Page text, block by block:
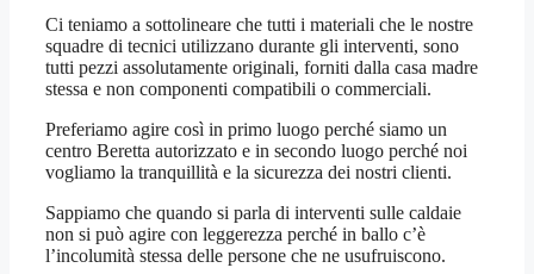
Ci teniamo a sottolineare che tutti i materiali che le nostre
squadre di tecnici utilizzano durante gli interventi, sono
tutti pezzi assolutamente originali, forniti dalla casa madre
stessa e non componenti compatibili o commerciali.
Preferiamo agire così in primo luogo perché siamo un
centro Beretta autorizzato e in secondo luogo perché noi
vogliamo la tranquillità e la sicurezza dei nostri clienti.
Sappiamo che quando si parla di interventi sulle caldaie
non si può agire con leggerezza perché in ballo c’è
l’incolumità stessa delle persone che ne usufruiscono.